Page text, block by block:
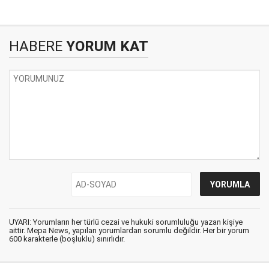
HABERE YORUM KAT
UYARI: Yorumların her türlü cezai ve hukuki sorumluluğu yazan kişiye
aittir. Mepa News, yapılan yorumlardan sorumlu değildir. Her bir yorum
600 karakterle (boşluklu) sınırlıdır.